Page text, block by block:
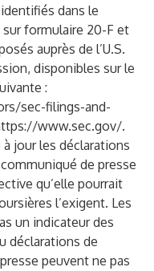
dans le
sur formulaire 20-F et
auprès de l’U.S.
disponibles sur le
:
sec-filings-and-
www.sec.gov/.
à jour les déclarations
de presse
qu’elle pourrait
l’exigent. Les
un indicateur des
déclarations de
peuvent ne pas